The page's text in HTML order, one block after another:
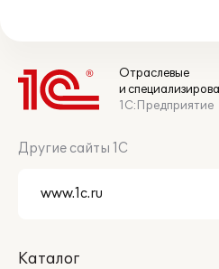
Отраслевые
и
1С:Предприятие
Другие сайты 1С
Каталог